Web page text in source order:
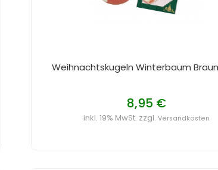
Weihnachtskugeln Winterbaum
8,95 €
inkl. 19% MwSt. zzgl. Versandkosten